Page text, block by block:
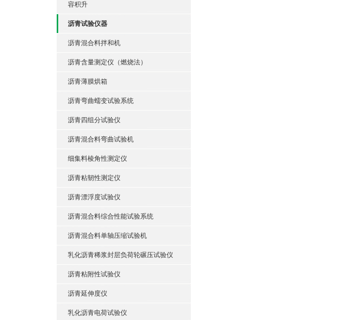
容积升
沥青试验仪器
沥青混合料拌和机
沥青含量测定仪（燃烧法）
沥青薄膜烘箱
沥青弯曲蠕变试验系统
沥青四组分试验仪
沥青混合料弯曲试验机
细集料棱角性测定仪
沥青粘韧性测定仪
沥青漂浮度试验仪
沥青混合料综合性能试验系统
沥青混合料单轴压缩试验机
乳化沥青稀浆封层负荷轮碾压试验仪
沥青粘附性试验仪
沥青延伸度仪
乳化沥青电荷试验仪